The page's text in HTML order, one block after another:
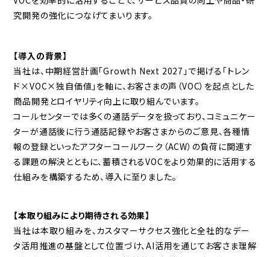
究開発の強化につなげてまいります。
【導入の背景】
当社は、中期経営計画「Growth Next 2027」で掲げる「トレン
ド×VOC×独自価値」を軸に、お客さまの声（VOC）を起点とした
商品開発とロイヤリティ向上に取り組んでいます。
コールセンターでは多くの通話データを扱っており、コミュニケー
ターが通話後に行う通話記録やお客さまからのご意見、各種情
報の登録といったアフターコールワーク（ACW）の負荷に関連す
る課題の解決とともに、蓄積されるVOCをより効果的に活用する
仕組みを構築するため、導入に至りました。
【本取り組みにより期待される効果】
当社は本取り組みを、カスタマーサクセス強化と全社的なデー
タ活用推進の基盤として位置づけ、AI活用を通じてお客さま理解